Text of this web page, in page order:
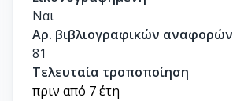
Ναι
Αρ. βιβλιογραφικών αναφορών
81
Τελευταία τροποποίηση
πριν από 7 έτη